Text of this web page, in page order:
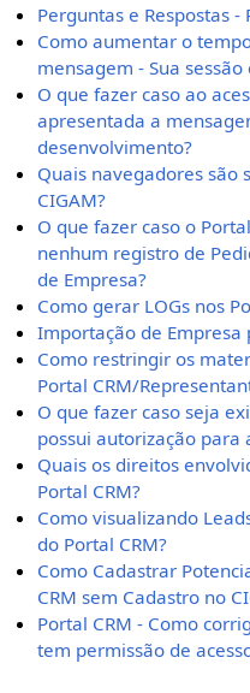
Perguntas e Respostas -
Como aumentar o
mensagem - Sua sessão
O que fazer caso ao
apresentada a
desenvolvimento?
Quais navegadores são
CIGAM?
O que fazer caso o
nenhum registro de
de Empresa?
Como gerar LOGs nos
Importação de Empresa
Como restringir os
Portal CRM/
O que fazer caso seja
possui autorização para
Quais os direitos
Portal CRM?
Como visualizando
do Portal CRM?
Como Cadastrar
CRM sem Cadastro no
Portal CRM - Como
tem permissão de